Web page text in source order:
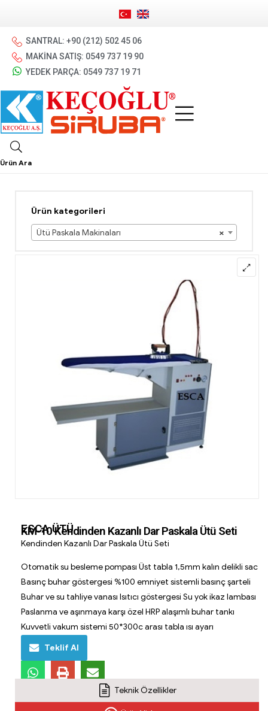
SANTRAL: +90 (212) 502 45 06
MAKİNA SATIŞ: 0549 737 19 90
YEDEK PARÇA: 0549 737 19 71
Ürün Ara
Ürün kategorileri
×
Ütü Paskala Makinaları
ESCA ÜTÜ
KM-10 Kendinden Kazanlı Dar Paskala Ütü Seti
Kendinden Kazanlı Dar Paskala Ütü Seti
Otomatik su besleme pompası Üst tabla 1,5mm kalın delikli sac
Basınç buhar göstergesi %100 emniyet sistemli basınç şarteli
Buhar ve su tahliye vanası Isıtıcı göstergesi Su yok ikaz lambası
Paslanma ve aşınmaya karşı özel HRP alaşımlı buhar tankı
Kuvvetli vakum sistemi 50*300c arası tabla ısı ayarı
Teklif Al
Teknik Özellikler